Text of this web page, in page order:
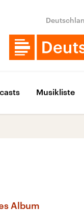
Musikliste
Album